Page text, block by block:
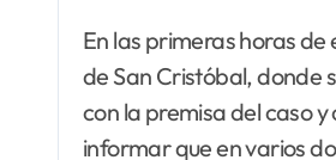
En las primeras horas
de San Cristóbal, donde
con la premisa del caso
informar que en varios